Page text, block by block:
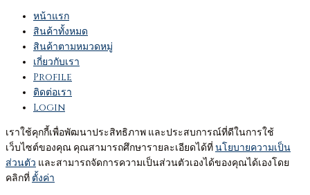
หน้าแรก
สินค้าทั้งหมด
สินค้าตามหมวดหมู่
เกี่ยวกับเรา
Profile
ติดต่อเรา
Login
เราใช้คุกกี้เพื่อพัฒนาประสิทธิภาพ และประสบการณ์ที่ดีในการใช้
เว็บไซต์ของคุณ คุณสามารถศึกษารายละเอียดได้ที่นโยบายความเป็น
ส่วนตัวและสามารถจัดการความเป็นส่วนตัวเองได้ของคุณได้เองโดย
คลิกที่ตั้งค่า